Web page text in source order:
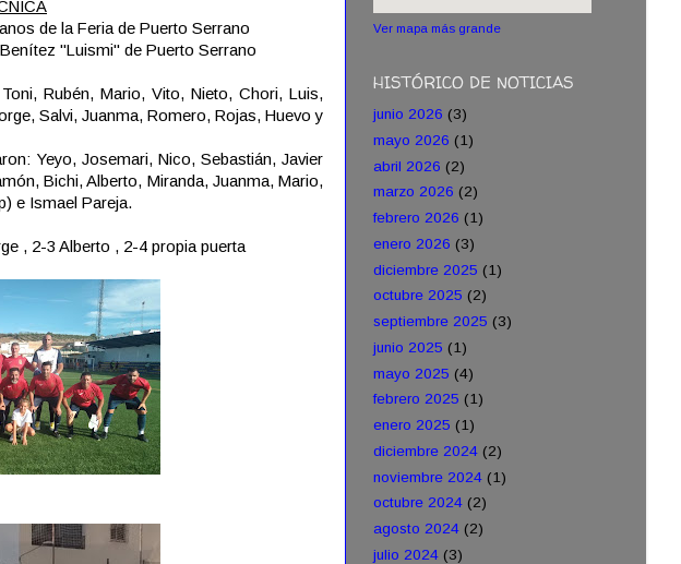
de la Feria de Puerto Serrano
"Luismi" de Puerto Serrano
Rubén, Mario, Vito, Nieto, Chori, Luis,
Salvi, Juanma, Romero, Rojas, Huevo y
Yeyo, Josemari, Nico, Sebastián, Javier
Bichi, Alberto, Miranda, Juanma, Mario,
e Ismael Pareja.
, 2-3 Alberto , 2-4 propia puerta
Ver mapa más grande
HISTÓRICO DE NOTICIAS
junio 2026 (3)
mayo 2026 (1)
abril 2026 (2)
marzo 2026 (2)
febrero 2026 (1)
enero 2026 (3)
diciembre 2025 (1)
octubre 2025 (2)
septiembre 2025 (3)
junio 2025 (1)
mayo 2025 (4)
febrero 2025 (1)
enero 2025 (1)
diciembre 2024 (2)
noviembre 2024 (1)
octubre 2024 (2)
agosto 2024 (2)
julio 2024 (3)